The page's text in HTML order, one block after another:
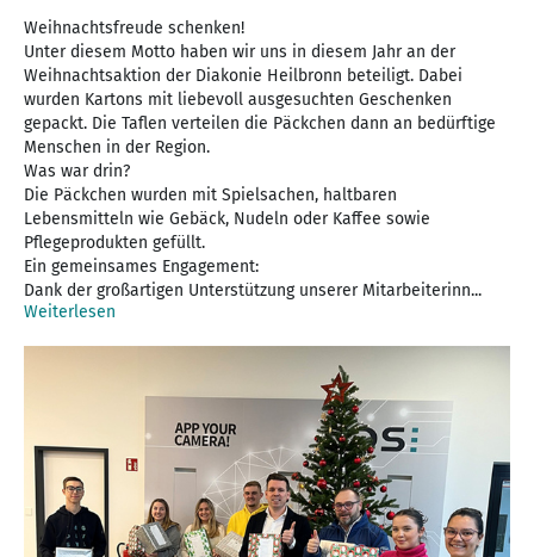
Weihnachtsfreude schenken!
Unter diesem Motto haben wir uns in diesem Jahr an der
Weihnachtsaktion der Diakonie Heilbronn beteiligt. Dabei
wurden Kartons mit liebevoll ausgesuchten Geschenken
gepackt. Die Taflen verteilen die Päckchen dann an bedürftige
Menschen in der Region.
Was war drin?
Die Päckchen wurden mit Spielsachen, haltbaren
Lebensmitteln wie Gebäck, Nudeln oder Kaffee sowie
Pflegeprodukten gefüllt.
Ein gemeinsames Engagement:
Dank der großartigen Unterstützung unserer Mitarbeiterinn...
Weiterlesen